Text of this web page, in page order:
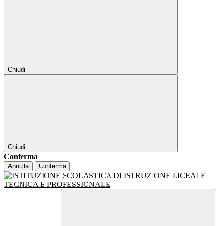
Chiudi
Chiudi
Conferma
Annulla Conferma